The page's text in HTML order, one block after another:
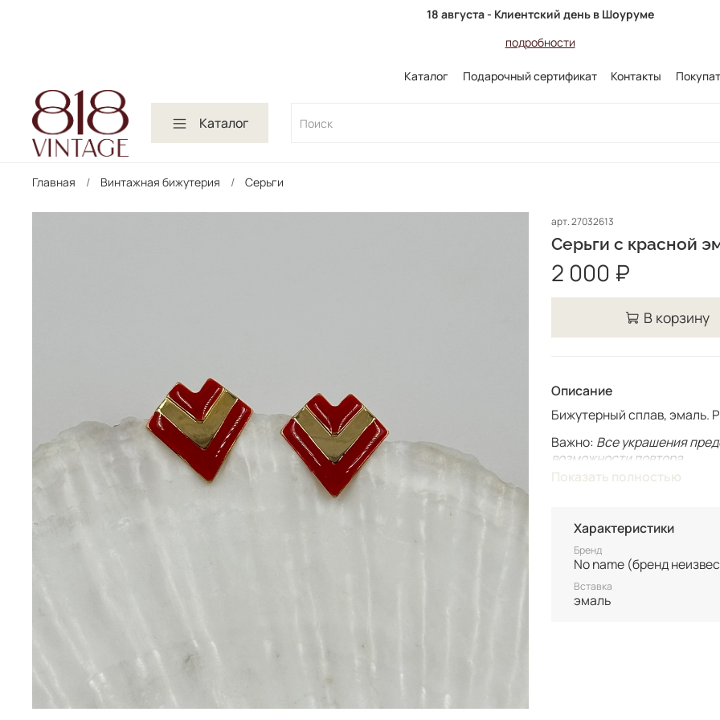
18 августа - Клиентский день в Шоуруме
подробности
Каталог Подарочный сертификат Контакты
Каталог
Главная Винтажная бижутерия Серьги
арт.27032613
Серьги с красной
2 000 ₽
В корзину
Описание
Бижутерный сплав, эмаль.
Важно: Все украшения
возможности повтора.
Для вашего комфорта у нас
Винтаж не подлежит
состоянию уточняйте перед
Показать полностью
Характеристики
Бренд
No name (бренд
Вставка
эмаль